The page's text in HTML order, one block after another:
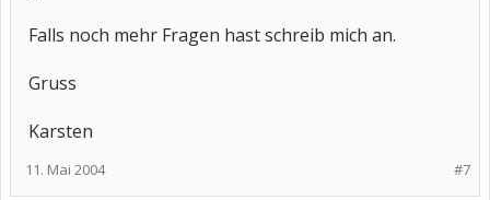
Falls noch mehr Fragen hast schreib mich an.
Gruss
Karsten
#7
11. Mai 2004